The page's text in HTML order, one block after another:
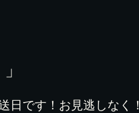
です！お見逃しなく！